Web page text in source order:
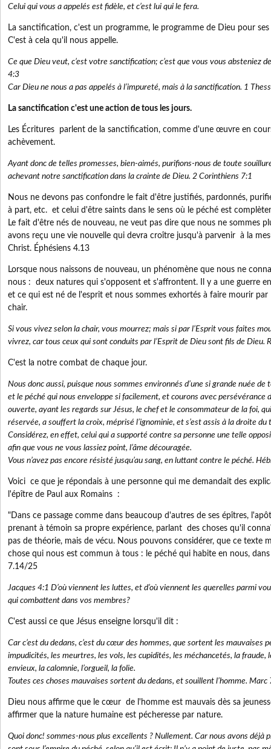
Celui qui vous a appelés est fidèle, et c’est lui qui le fera.
La sanctification, c'est un programme, le programme de Dieu pour
C'est à cela qu'il nous appelle.
Ce que Dieu veut, c’est votre sanctification; c’est que vous vous absteniez
4:3
Car Dieu ne nous a pas appelés à l’impureté, mais à la sanctification. 1
La sanctification c'est une action de tous les jours.
Les Écritures parlent de la sanctification, comme d'une œuvre en
achèvement.
Ayant donc de telles promesses, bien-aimés, purifions-nous de toute
achevant notre sanctification dans la crainte de Dieu. 2 Corinthiens 7:1
Nous ne devons pas confondre le fait d'être justifiés, pardonnés,
à part, etc. et celui d'être saints dans le sens où le péché est
Le fait d'être nés de nouveau, ne veut pas dire que nous ne sommes
avons reçu une vie nouvelle qui devra croître jusqu'à parvenir à la
Christ. Éphésiens 4.13
Lorsque nous naissons de nouveau, un phénomène que nous ne
nous : deux natures qui s'opposent et s'affrontent. Il y a une guerre
et ce qui est né de l'esprit et nous sommes exhortés à faire mourir
chair.
Si vous vivez selon la chair, vous mourrez; mais si par l’Esprit vous faites
vivrez, car tous ceux qui sont conduits par l’Esprit de Dieu sont fils de Dieu.
C'est la notre combat de chaque jour.
Nous donc aussi, puisque nous sommes environnés d’une si grande nuée
et le péché qui nous enveloppe si facilement, et courons avec persévérance
ouverte, ayant les regards sur Jésus, le chef et le consommateur de la foi,
réservée, a souffert la croix, méprisé l’ignominie, et s’est assis à la droite du
Considérez, en effet, celui qui a supporté contre sa personne une telle
afin que vous ne vous lassiez point, l’âme découragée.
Vous n’avez pas encore résisté jusqu’au sang, en luttant contre le péché.
Voici ce que je répondais à une personne qui me demandait des
l'épître de Paul aux Romains :
"Dans ce passage comme dans beaucoup d'autres de ses épîtres,
prenant à témoin sa propre expérience, parlant des choses qu'il
pas de théorie, mais de vécu. Nous pouvons considérer, que ce texte
chose qui nous est commun à tous : le péché qui habite en nous,
7.14/25
Jacques 4:1 D’où viennent les luttes, et d’où viennent les querelles parmi
qui combattent dans vos membres?
C'est aussi ce que Jésus enseigne lorsqu'il dit :
Car c’est du dedans, c’est du cœur des hommes, que sortent les mauvaises
impudicités, les meurtres, les vols, les cupidités, les méchancetés, la fraude,
envieux, la calomnie, l’orgueil, la folie.
Toutes ces choses mauvaises sortent du dedans, et souillent l’homme.
Dieu nous affirme que le cœur de l'homme est mauvais dès sa
affirmer que la nature humaine est pécheresse par nature.
Quoi donc! sommes-nous plus excellents ? Nullement. Car nous avons déjà